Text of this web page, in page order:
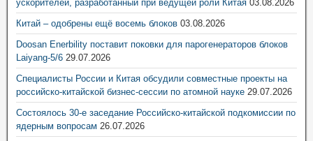
ускорителей, разработанный при ведущей роли Китая 03.08.2026
Китай – одобрены ещё восемь блоков 03.08.2026
Doosan Enerbility поставит поковки для парогенераторов блоков
Laiyang-5/6 29.07.2026
Специалисты России и Китая обсудили совместные проекты на
российско-китайской бизнес-сессии по атомной науке 29.07.2026
Состоялось 30-е заседание Российско-китайской подкомиссии по
ядерным вопросам 26.07.2026